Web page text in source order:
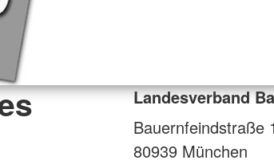
Landesverband
Bauernfeindstraße
80939 München